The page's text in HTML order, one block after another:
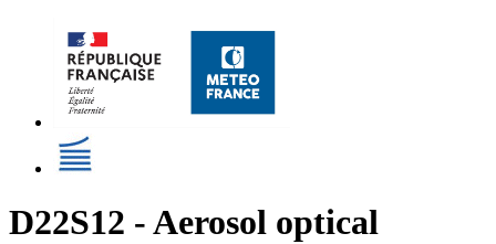
D22S12 - Aerosol optical